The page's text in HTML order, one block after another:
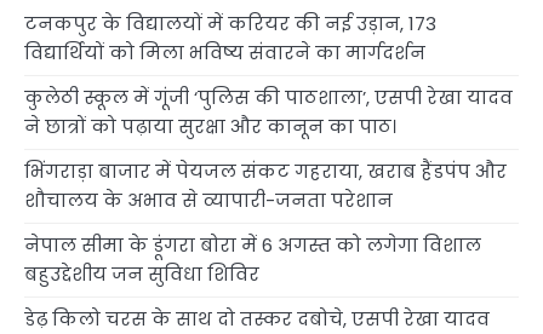
टनकपुर के विद्यालयों में करियर की नई उड़ान, 173
विद्यार्थियों को मिला भविष्य संवारने का मार्गदर्शन
कुलेठी स्कूल में गूंजी ‘पुलिस की पाठशाला’, एसपी रेखा यादव
ने छात्रों को पढ़ाया सुरक्षा और कानून का पाठ।
भिंगराड़ा बाजार में पेयजल संकट गहराया, खराब हैंडपंप और
शौचालय के अभाव से व्यापारी-जनता परेशान
नेपाल सीमा के डूंगरा बोरा में 6 अगस्त को लगेगा विशाल
बहुउद्देशीय जन सुविधा शिविर
डेढ़ किलो चरस के साथ दो तस्कर दबोचे, एसपी रेखा यादव